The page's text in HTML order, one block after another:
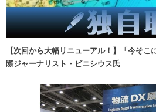
【次回から大幅リニューアル！】「今そ
際ジャーナリスト・ビニシウス氏